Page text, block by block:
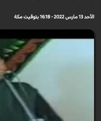
الأحد 13 مارس 2022 - 16:18 بتوقيت مكة